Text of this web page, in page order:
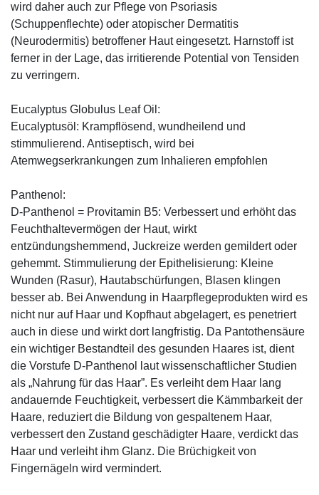
wird daher auch zur Pflege von Psoriasis
(Schuppenflechte) oder atopischer Dermatitis
(Neurodermitis) betroffener Haut eingesetzt. Harnstoff ist
ferner in der Lage, das irritierende Potential von Tensiden
zu verringern.
Eucalyptus Globulus Leaf Oil:
Eucalyptusöl: Krampflösend, wundheilend und
stimmulierend. Antiseptisch, wird bei
Atemwegserkrankungen zum Inhalieren empfohlen
Panthenol:
D-Panthenol = Provitamin B5: Verbessert und erhöht das
Feuchthaltevermögen der Haut, wirkt
entzündungshemmend, Juckreize werden gemildert oder
gehemmt. Stimmulierung der Epithelisierung: Kleine
Wunden (Rasur), Hautabschürfungen, Blasen klingen
besser ab. Bei Anwendung in Haarpflegeprodukten wird es
nicht nur auf Haar und Kopfhaut abgelagert, es penetriert
auch in diese und wirkt dort langfristig. Da Pantothensäure
ein wichtiger Bestandteil des gesunden Haares ist, dient
die Vorstufe D-Panthenol laut wissenschaftlicher Studien
als „Nahrung für das Haar”. Es verleiht dem Haar lang
andauernde Feuchtigkeit, verbessert die Kämmbarkeit der
Haare, reduziert die Bildung von gespaltenem Haar,
verbessert den Zustand geschädigter Haare, verdickt das
Haar und verleiht ihm Glanz. Die Brüchigkeit von
Fingernägeln wird vermindert.